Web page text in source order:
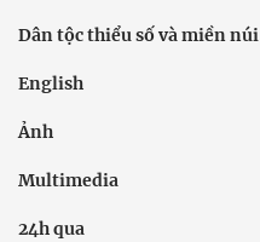
Dân tộc thiểu số và miền núi
English
Ảnh
Multimedia
24h qua